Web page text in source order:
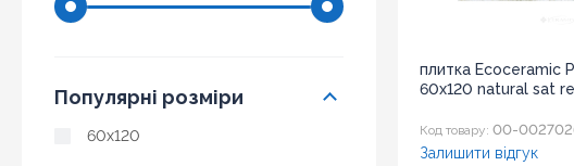
Популярні розміри
60x120
плитка Ecoceramic
60x120 natural sat
Код товару: 00-
Залишити відгук